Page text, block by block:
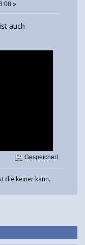
»
auch
Gespeichert
die keiner kann.